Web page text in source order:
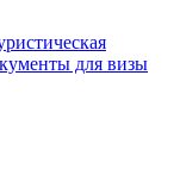
для визы